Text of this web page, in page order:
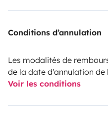
Conditions d’annulation
Les modalités de
de la date d'annulation de
Voir les conditions